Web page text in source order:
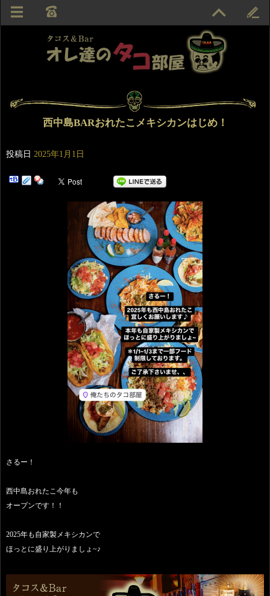
西中島BARおれたこメキシカンはじめ！
投稿日 2025年1月1日
さるー！
西中島おれたこ今年も
オープンです！！
2025年も自家製メキシカンで
ほっとに盛り上がりましょ~♪